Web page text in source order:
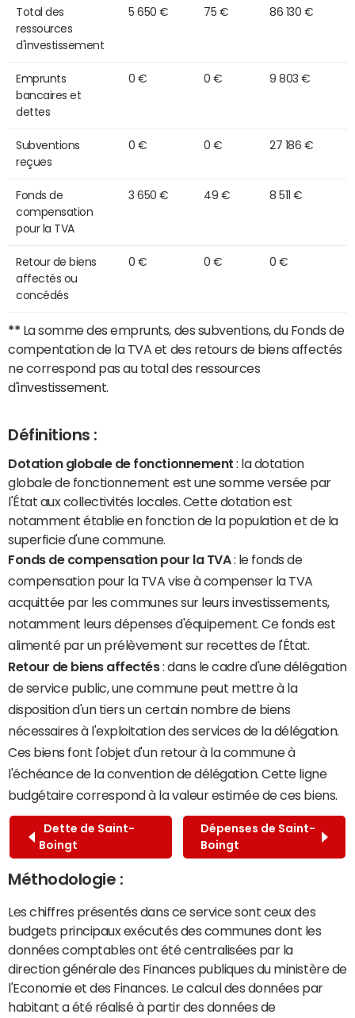
Total des
ressources
d'investissement
5 650 € 75 € 86 130 €
Emprunts
bancaires et
dettes
0 € 0 € 9 803 €
Subventions
reçues
0 € 0 € 27 186 €
Fonds de
compensation
pour la TVA
3 650 € 49 € 8 511 €
Retour de biens
affectés ou
concédés
0 € 0 € 0 €
** La somme des emprunts, des subventions, du Fonds de
compentation de la TVA et des retours de biens affectés
ne correspond pas au total des ressources
d'investissement.
Définitions :
Dotation globale de fonctionnement : la dotation
globale de fonctionnement est une somme versée par
l'État aux collectivités locales. Cette dotation est
notamment établie en fonction de la population et de la
superficie d'une commune.
Fonds de compensation pour la TVA: le fonds de
compensation pour la TVA vise à compenser la TVA
acquittée par les communes sur leurs investissements,
notamment leurs dépenses d'équipement. Ce fonds est
alimenté par un prélèvement sur recettes de l'État.
Retour de biens affectés: dans le cadre d'une délégation
de service public, une commune peut mettre à la
disposition d'un tiers un certain nombre de biens
nécessaires à l'exploitation des services de la délégation.
Ces biens font l'objet d'un retour à la commune à
l'échéance de la convention de délégation. Cette ligne
budgétaire correspond à la valeur estimée de ces biens.
Dette de Saint-
Boingt
Dépenses de Saint-
Boingt
Méthodologie :
Les chiffres présentés dans ce service sont ceux des
budgets principaux exécutés des communes dont les
données comptables ont été centralisées par la
direction générale des Finances publiques du ministère de
l'Economie et des Finances. Le calcul des données par
habitant a été réalisé à partir des données de